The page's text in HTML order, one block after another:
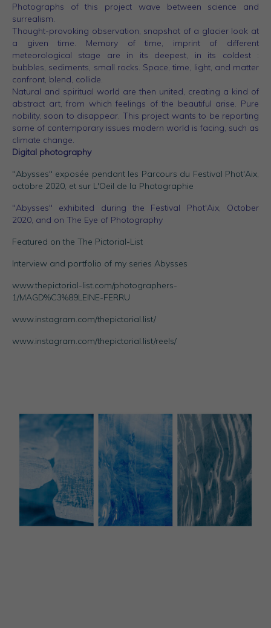
Photographs of this project wave between science and
surrealism.
Thought-provoking observation, snapshot of a glacier look at
a given time. Memory of time, imprint of different
meteorological stage are in its deepest, in its coldest :
bubbles, sediments, small rocks. Space, time, light, and matter
confront, blend, collide.
Natural and spiritual world are then united, creating a kind of
abstract art, from which feelings of the beautiful arise. Pure
nobility, soon to disappear. This project wants to be reporting
some of contemporary issues modern world is facing, such as
climate change.
Digital photography
"Abysses" exposée pendant les Parcours du Festival Phot'Aix,
octobre 2020, et sur L'Oeil de la Photographie
"Abysses" exhibited during the Festival Phot'Aix, October
2020, and on The Eye of Photography
Featured on the The Pictorial-List
Interview and portfolio of my series Abysses
www.thepictorial-list.com/photographers-
1/MAGD%C3%89LEINE-FERRU
www.instagram.com/thepictorial.list/
www.instagram.com/thepictorial.list/reels/